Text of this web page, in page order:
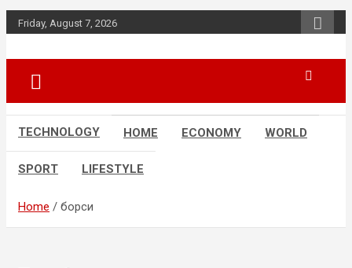
Skip
to
Friday, August 7, 2026
d7-news.com
TECHNOLOGY HOME ECONOMY WORLD
SPORT LIFESTYLE
Home борси